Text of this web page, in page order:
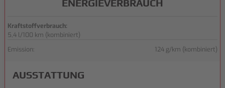
ENERGIEVERBRAUCH
Kraftstoffverbrauch:
5,4 l/100 km (kombiniert)
Emission:
124 g/km (kombiniert)
AUSSTATTUNG